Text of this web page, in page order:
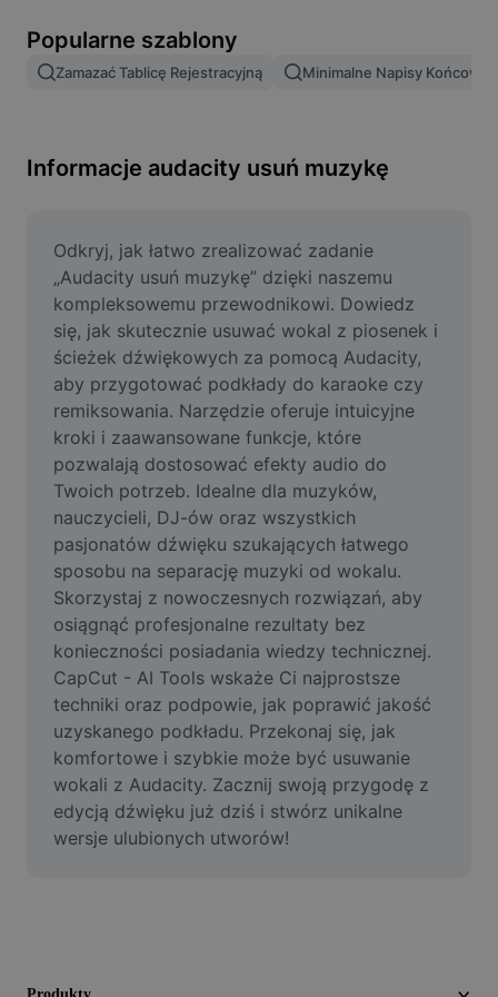
Scalanie obrazów
Zmień rozmiar obrazu
Generator memów
AI Text Remover
AI People Remover
AI Inpainting
Face Cutout
Film
Usuń tło filmu
Ulepsz jakość
Edytor filmów
Przycinaj filmy
Dodaj napisy do filmu
Konwerter filmów
Popularne szablony
Zamazać Tablicę Rejestracyjną Minimalne Napisy Końcowe
Informacje audacity usuń muzykę
Odkryj, jak łatwo zrealizować zadanie
„Audacity usuń muzykę” dzięki naszemu
kompleksowemu przewodnikowi. Dowiedz
się, jak skutecznie usuwać wokal z piosenek i
ścieżek dźwiękowych za pomocą Audacity,
aby przygotować podkłady do karaoke czy
remiksowania. Narzędzie oferuje intuicyjne
kroki i zaawansowane funkcje, które
pozwalają dostosować efekty audio do
Twoich potrzeb. Idealne dla muzyków,
nauczycieli, DJ-ów oraz wszystkich
pasjonatów dźwięku szukających łatwego
sposobu na separację muzyki od wokalu.
Skorzystaj z nowoczesnych rozwiązań, aby
osiągnąć profesjonalne rezultaty bez
konieczności posiadania wiedzy technicznej.
CapCut - AI Tools wskaże Ci najprostsze
techniki oraz podpowie, jak poprawić jakość
uzyskanego podkładu. Przekonaj się, jak
komfortowe i szybkie może być usuwanie
wokali z Audacity. Zacznij swoją przygodę z
edycją dźwięku już dziś i stwórz unikalne
wersje ulubionych utworów!